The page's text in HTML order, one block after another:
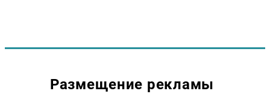
Размещение рекламы